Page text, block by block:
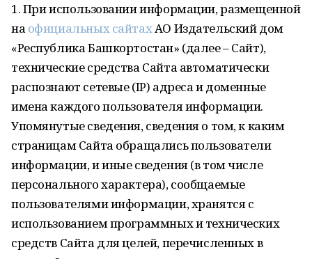
1. При использовании информации, размещенной
на официальных сайтахАО Издательский дом
«Республика Башкортостан» (далее – Сайт),
технические средства Сайта автоматически
распознают сетевые (IP) адреса и доменные
имена каждого пользователя информации.
Упомянутые сведения, сведения о том, к каким
страницам Сайта обращались пользователи
информации, и иные сведения (в том числе
персонального характера), сообщаемые
пользователями информации, хранятся с
использованием программных и технических
средств Сайта для целей, перечисленных в